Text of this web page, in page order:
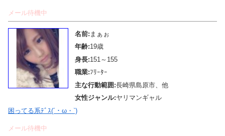
メール待機中
名前: まぁぉ
年齢:19歳
身長:151～155
職業:ﾌﾘｰﾀｰ
主な行動範囲:長崎県島原市、他
女性ジャンル:ヤリマンギャル
困ってる系ﾃﾞｽ(´・ω・`)
メール待機中